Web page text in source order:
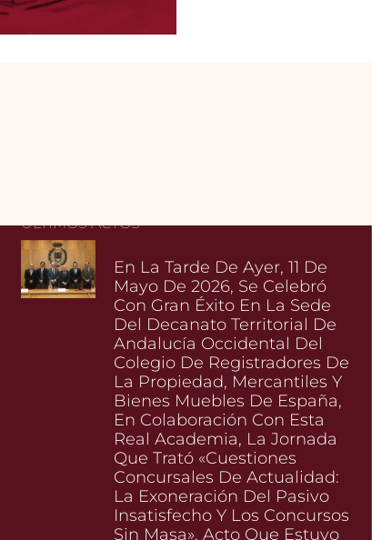
ÚLTIMOS ACTOS
En La Tarde De Ayer, 11 De
Mayo De 2026, Se Celebró
Con Gran Éxito En La Sede
Del Decanato Territorial De
Andalucía Occidental Del
Colegio De Registradores De
La Propiedad, Mercantiles Y
Bienes Muebles De España,
En Colaboración Con Esta
Real Academia, La Jornada
Que Trató «Cuestiones
Concursales De Actualidad:
La Exoneración Del Pasivo
Insatisfecho Y Los Concursos
Sin Masa», Acto Que Estuvo